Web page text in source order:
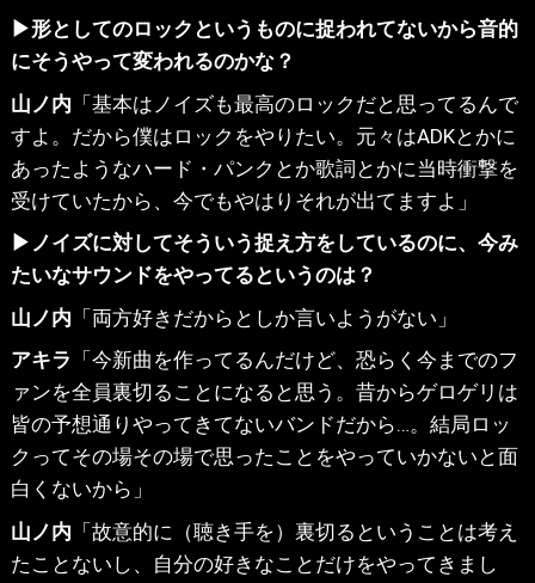
▶形としてのロックというものに捉われてないから音的
にそうやって変われるのかな？
山ノ内 「基本はノイズも最高のロックだと思ってるんで
すよ。だから僕はロックをやりたい。元々はADKとかに
あったようなハード・パンクとか歌詞とかに当時衝撃を
受けていたから、今でもやはりそれが出てますよ」
▶ノイズに対してそういう捉え方をしているのに、今み
たいなサウンドをやってるというのは？
山ノ内 「両方好きだからとしか言いようがない」
アキラ 「今新曲を作ってるんだけど、恐らく今までのフ
ァンを全員裏切ることになると思う。昔からゲロゲリは
皆の予想通りやってきてないバンドだから…。結局ロッ
クってその場その場で思ったことをやっていかないと面
白くないから」
山ノ内 「故意的に（聴き手を）裏切るということは考え
たことないし、自分の好きなことだけをやってきまし